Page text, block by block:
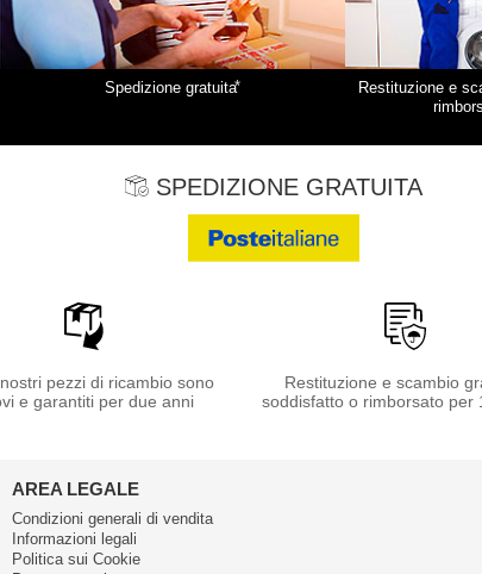
Spedizione gratuita*
Restituzione e
SPEDIZIONE GRATUITA
pezzi di ricambio sono
e garantiti per due anni
Restituzione e scambio
soddisfatto o rimborsato per
AREA LEGALE
Condizioni generali di vendita
Informazioni legali
Politica sui Cookie